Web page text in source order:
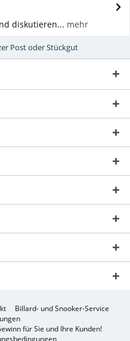
diskutieren... mehr
Post oder Stückgut
Billard- und Snooker-Service
für Sie und Ihre Kunden!